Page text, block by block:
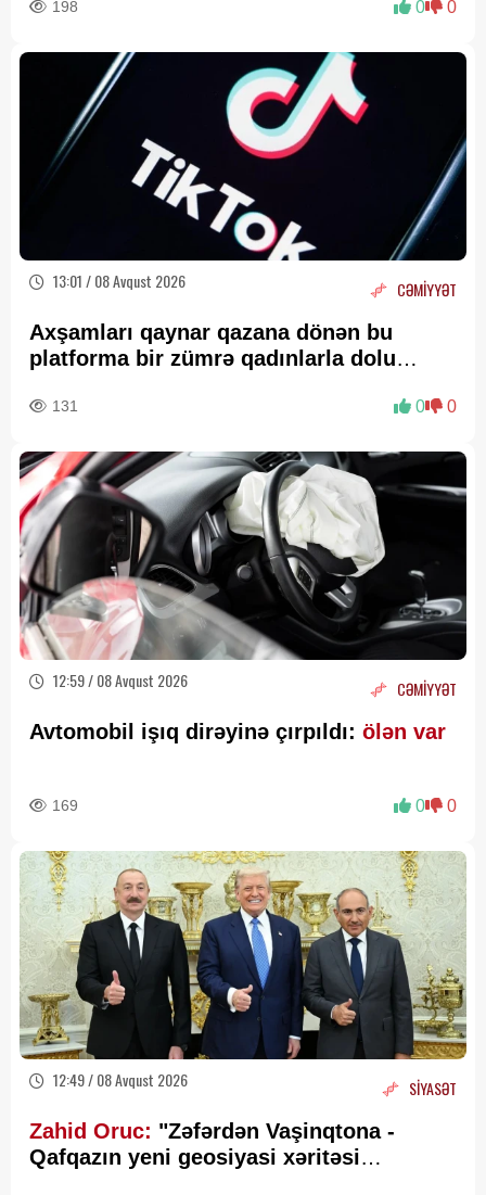
198 0 0
13:01 / 08 Avqust 2026 CƏMİYYƏT
Axşamları qaynar qazana dönən bu
platforma bir zümrə qadınlarla dolu
131 0 0
12:59 / 08 Avqust 2026 CƏMİYYƏT
Avtomobil işıq dirəyinə çırpıldı: ölən var
169 0 0
12:49 / 08 Avqust 2026 SİYASƏT
Zahid Oruc: "Zəfərdən Vaşinqtona -
Qafqazın yeni geosiyasi xəritəsi